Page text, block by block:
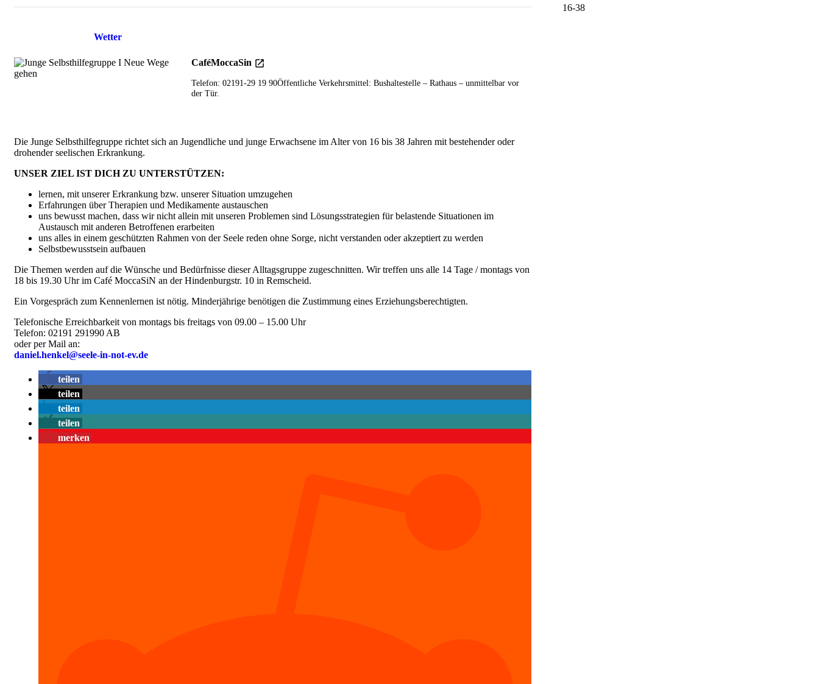
Wetter
CaféMoccaSin
Telefon: 02191-29 19 90Öffentliche Verkehrsmittel: Bushaltestelle – Rathaus – unmittelbar vor
der Tür.
Die Junge Selbsthilfegruppe richtet sich an Jugendliche und junge Erwachsene im Alter von 16 bis 38 Jahren mit bestehender oder
drohender seelischen Erkrankung.
UNSER ZIEL IST DICH ZU UNTERSTÜTZEN:
lernen, mit unserer Erkrankung bzw. unserer Situation umzugehen
Erfahrungen über Therapien und Medikamente austauschen
uns bewusst machen, dass wir nicht allein mit unseren Problemen sind Lösungsstrategien für belastende Situationen im
Austausch mit anderen Betroffenen erarbeiten
uns alles in einem geschützten Rahmen von der Seele reden ohne Sorge, nicht verstanden oder akzeptiert zu werden
Selbstbewusstsein aufbauen
Die Themen werden auf die Wünsche und Bedürfnisse dieser Alltagsgruppe zugeschnitten. Wir treffen uns alle 14 Tage / montags von
18 bis 19.30 Uhr im Café MoccaSiN an der Hindenburgstr. 10 in Remscheid.
Ein Vorgespräch zum Kennenlernen ist nötig. Minderjährige benötigen die Zustimmung eines Erziehungsberechtigten.
Telefonische Erreichbarkeit von montags bis freitags von 09.00 – 15.00 Uhr
Telefon: 02191 291990 AB
oder per Mail an:
daniel.henkel@seele-in-not-ev.de
teilen
teilen
teilen
teilen
merken
16-38